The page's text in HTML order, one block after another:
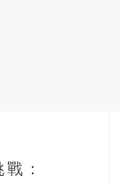
：